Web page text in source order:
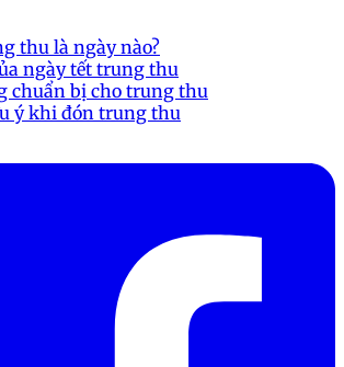
thu là ngày nào?
ngày tết trung thu
chuẩn bị cho trung thu
ý khi đón trung thu